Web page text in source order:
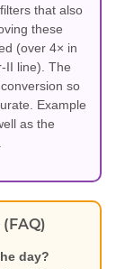
that also
these
(over 4× in
II line). The
so
Example
as the
day?